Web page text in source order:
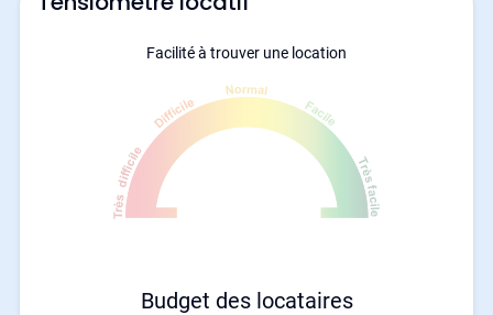
Facilité à trouver une location
Budget des locataires